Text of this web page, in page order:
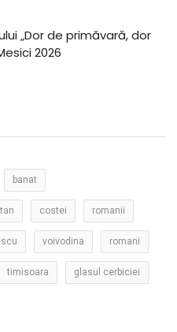
„Dor de primăvară, dor
2026
banat
costei romanii
voivodina romani
timisoara glasul cerbiciei